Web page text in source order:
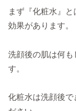
まず『化粧水』
効果があります。
洗顔後の肌は何も
す。
化粧水は洗顔後で